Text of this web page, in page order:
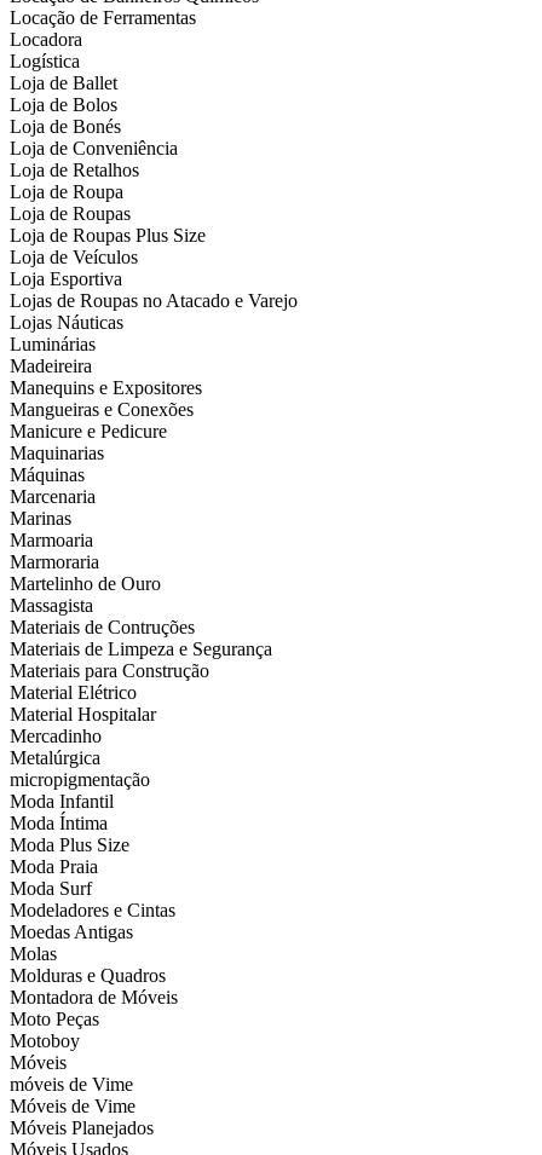
Locação de Ferramentas
Locadora
Logística
Loja de Ballet
Loja de Bolos
Loja de Bonés
Loja de Conveniência
Loja de Retalhos
Loja de Roupa
Loja de Roupas
Loja de Roupas Plus Size
Loja de Veículos
Loja Esportiva
Lojas de Roupas no Atacado e Varejo
Lojas Náuticas
Luminárias
Madeireira
Manequins e Expositores
Mangueiras e Conexões
Manicure e Pedicure
Maquinarias
Máquinas
Marcenaria
Marinas
Marmoaria
Marmoraria
Martelinho de Ouro
Massagista
Materiais de Contruções
Materiais de Limpeza e Segurança
Materiais para Construção
Material Elétrico
Material Hospitalar
Mercadinho
Metalúrgica
micropigmentação
Moda Infantil
Moda Íntima
Moda Plus Size
Moda Praia
Moda Surf
Modeladores e Cintas
Moedas Antigas
Molas
Molduras e Quadros
Montadora de Móveis
Moto Peças
Motoboy
Móveis
móveis de Vime
Móveis de Vime
Móveis Planejados
Móveis Usados